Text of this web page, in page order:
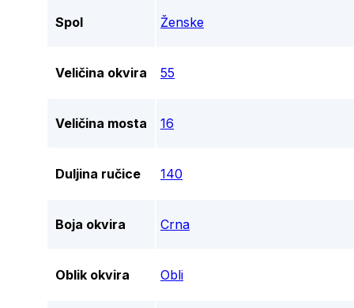
Spol Ženske
Veličina okvira 55
Veličina mosta 16
Duljina ručice 140
Boja okvira Crna
Oblik okvira Obli